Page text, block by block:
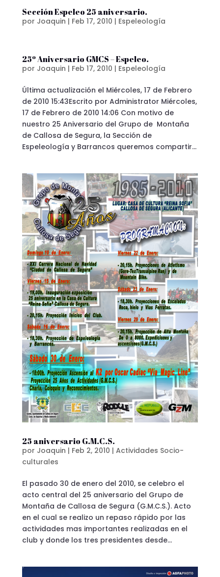
Sección Espeleo 25 aniversario.
por Joaquin | Feb 17, 2010 | Espeleología
25º Aniversario GMCS – Espeleo.
por Joaquin | Feb 17, 2010 | Espeleología
Última actualización el Miércoles, 17 de Febrero
de 2010 15:43Escrito por Administrator Miércoles,
17 de Febrero de 2010 14:06 Con motivo de
nuestro 25 Aniversario del Grupo de Montaña
de Callosa de Segura, la Sección de
Espeleología y Barrancos queremos compartir...
25 aniversario G.M.C.S.
por Joaquin | Feb 2, 2010 | Actividades Socio-
culturales
El pasado 30 de enero del 2010, se celebro el
acto central del 25 aniversario del Grupo de
Montaña de Callosa de Segura (G.M.C.S.). Acto
en el cual se realizo un repaso rápido por las
actividades mas importantes realizadas en el
club y donde los tres presidentes desde...